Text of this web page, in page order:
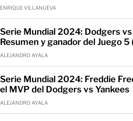
ENRIQUE VILLANUEVA
Serie Mundial 2024: Dodgers vs
Resumen y ganador del Juego 5
ALEJANDRO AYALA
Serie Mundial 2024: Freddie
el MVP del Dodgers vs Yankees
ALEJANDRO AYALA